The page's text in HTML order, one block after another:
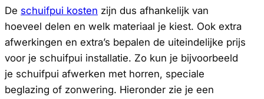
De schuifpui kosten zijn dus afhankelijk van
hoeveel delen en welk materiaal je kiest. Ook extra
afwerkingen en extra’s bepalen de uiteindelijke prijs
voor je schuifpui installatie. Zo kun je bijvoorbeeld
je schuifpui afwerken met horren, speciale
beglazing of zonwering. Hieronder zie je een